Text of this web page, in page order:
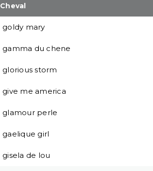
Cheval
goldy mary
gamma du chene
glorious storm
give me america
glamour perle
gaelique girl
gisela de lou